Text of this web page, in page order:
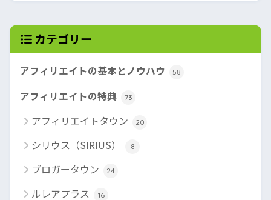
カテゴリー
アフィリエイトの基本とノウハウ 58
アフィリエイトの特典 73
アフィリエイトタウン 20
シリウス（SIRIUS） 8
ブロガータウン 24
ルレアプラス 16